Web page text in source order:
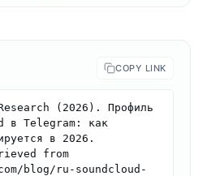
COPY LINK
(2026). Профиль
в Telegram: как
в 2026.
from
blog/ru-soundcloud-